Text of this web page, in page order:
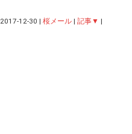
2017-12-30 | 桜メール| 記事▼ |